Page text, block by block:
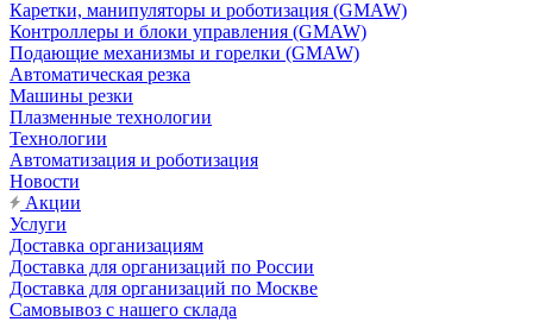
Каретки, манипуляторы и роботизация (GMAW)
Контроллеры и блоки управления (GMAW)
Подающие механизмы и горелки (GMAW)
Автоматическая резка
Машины резки
Плазменные технологии
Технологии
Автоматизация и роботизация
Новости
Акции
Услуги
Доставка организациям
Доставка для организаций по России
Доставка для организаций по Москве
Самовывоз с нашего склада